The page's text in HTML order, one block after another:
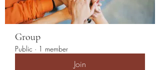
Group
Public · 1 member
Join